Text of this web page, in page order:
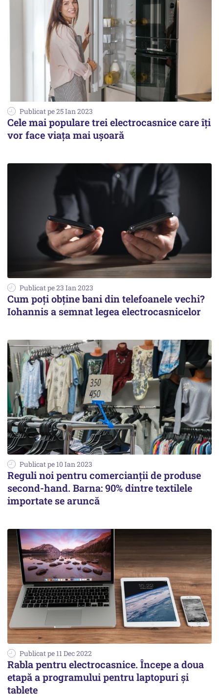
Publicat pe 25 Ian 2023
Cele mai populare trei electrocasnice care îţi
vor face viaţa mai uşoară
Publicat pe 23 Ian 2023
Cum poți obține bani din telefoanele vechi?
Iohannis a semnat legea electrocasnicelor
Publicat pe 10 Ian 2023
Reguli noi pentru comercianții de produse
second-hand. Barna: 90% dintre textilele
importate se aruncă
Publicat pe 11 Dec 2022
Rabla pentru electrocasnice. Începe a doua
etapă a programului pentru laptopuri şi
tablete